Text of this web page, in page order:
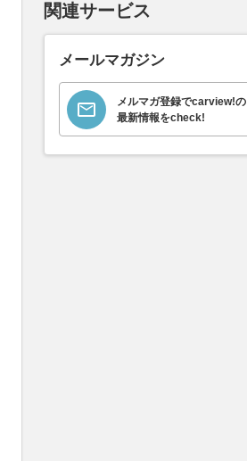
関連サービス
メールマガジン
メルマガ登録でcarview!の
最新情報をcheck!